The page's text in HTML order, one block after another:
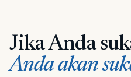
Jika Anda
Anda akan